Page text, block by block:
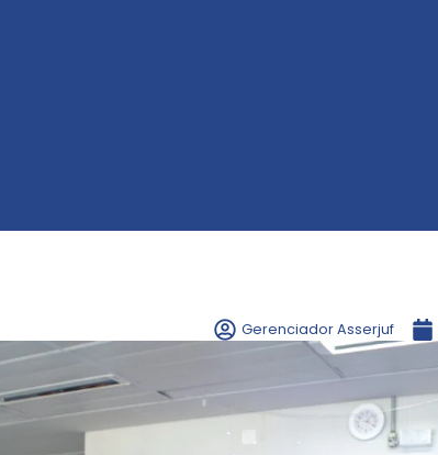
Gerenciador Asserjuf